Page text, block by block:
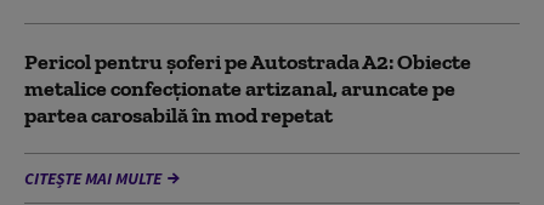
Pericol pentru şoferi pe Autostrada A2: Obiecte
metalice confecţionate artizanal, aruncate pe
partea carosabilă în mod repetat
CITEȘTE MAI MULTE